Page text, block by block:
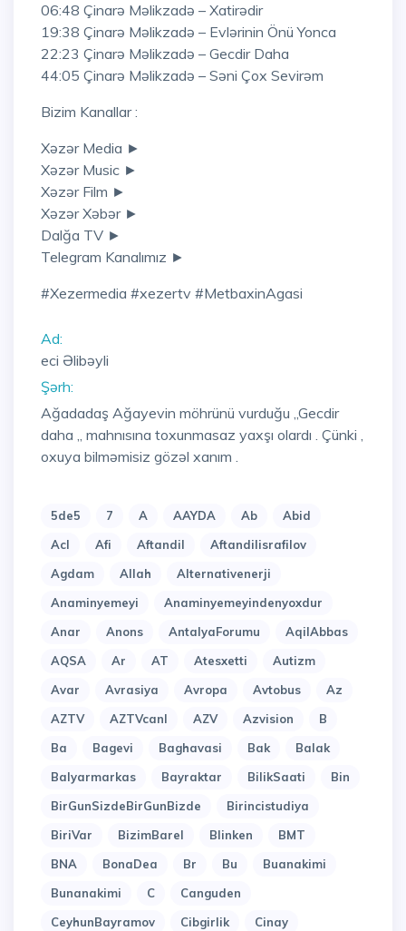
06:48 Çinarə Məlikzadə – Xatirədir
19:38 Çinarə Məlikzadə – Evlərinin Önü Yonca
22:23 Çinarə Məlikzadə – Gecdir Daha
44:05 Çinarə Məlikzadə – Səni Çox Sevirəm
Bizim Kanallar :
Xəzər Media ►
Xəzər Music ►
Xəzər Film ►
Xəzər Xəbər ►
Dalğa TV ►
Telegram Kanalımız ►
#xezermedia #xezertv #MetbaxinAgasi
Ad:
eci Əlibəyli
Şərh:
Ağadadaş Ağayevin möhrünü vurduğu ,,Gecdir
daha ,, mahnısına toxunmasaz yaxşı olardı . Çünki ,
oxuya bilməmisiz gözəl xanım .
5de5 7 A AAYDA Ab
Abid
Acl
Afi Aftandil
Aftandilisrafilov
Agdam
Allah
Alternativenerji
Anaminyemeyi
Anaminyemeyindenyoxdur
Anar
Anons AntalyaForumu
AqilAbbas
AQSA
Ar AT Atesxetti
Autizm
Avar
Avrasiya Avropa Avtobus
Az
AZTV
AZTVcanl AZV Azvision
B
Ba
Bagevi Baghavasi Bak
Balak
Balyarmarkas
Bayraktar BilikSaati
Bin
BirGunSizdeBirGunBizde
Birincistudiya
BiriVar
BizimBarel Blinken
BMT
BNA
BonaDea Br Bu
Buanakimi
Bunanakimi
C
Canguden
CeyhunBayramov
Cibgirlik
Cinay